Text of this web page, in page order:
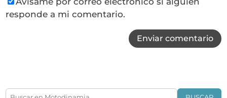
responde a mi comentario.
Enviar comentario